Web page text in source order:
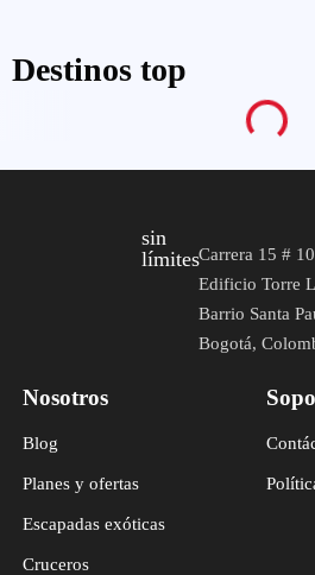
Destinos top
sin
límitesCarrera 15 #
Edificio Torre
Barrio Santa
Bogotá,
Nosotros
Blog
Planes y ofertas
Escapadas exóticas
Cruceros